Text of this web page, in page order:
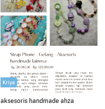
Kriya
aksesoris handmade ahza